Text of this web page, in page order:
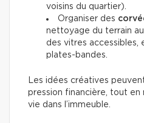
voisins du quartier).
Organiser des
nettoyage du terrain
des vitres accessibles,
plates-bandes.
Les idées créatives
pression financière, tout en
vie dans l’immeuble.